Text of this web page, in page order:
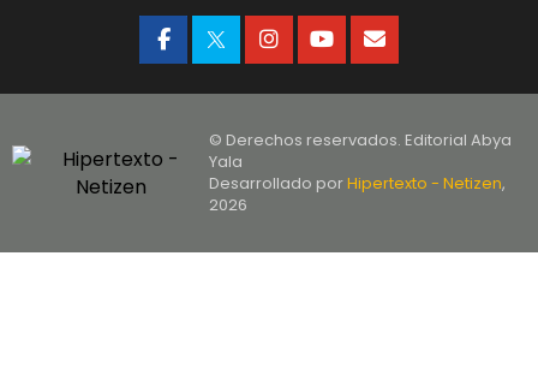
© Derechos reservados. Editorial Abya
Yala
Desarrollado porHipertexto - Netizen,
2026